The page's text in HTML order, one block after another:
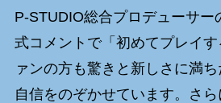
P-STUDIO総合プロデューサー
式コメントで「初めてプレイ
ァンの方も驚きと新しさに満
自信をのぞかせています。さ